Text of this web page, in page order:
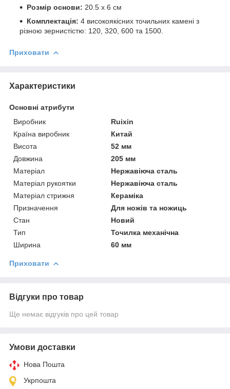
Розмір основи: 20.5 х 6 см
Комплектація: 4 високоякісних точильних камені з
різною зернистістю: 120, 320, 600 та 1500.
Приховати
Характеристики
Основні атрибути
Виробник
Ruixin
Країна виробник
Китай
Висота
52 мм
Довжина
205 мм
Матеріал
Нержавіюча сталь
Матеріал рукоятки
Нержавіюча сталь
Матеріал стрижня
Кераміка
Призначення
Для ножів та ножиць
Стан
Новий
Тип
Точилка механічна
Ширина
60 мм
Приховати
Відгуки про товар
Ще немає відгуків про цей товар
Умови доставки
Нова Пошта
Укрпошта